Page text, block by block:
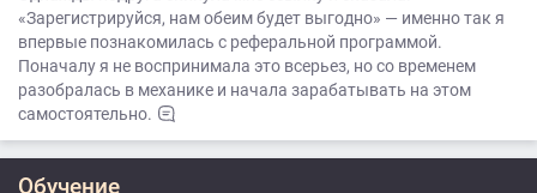
«Зарегистрируйся, нам обеим будет выгодно» — именно так я
впервые познакомилась с реферальной программой.
Поначалу я не воспринимала это всерьез, но со временем
разобралась в механике и начала зарабатывать на этом
самостоятельно.
Обучение